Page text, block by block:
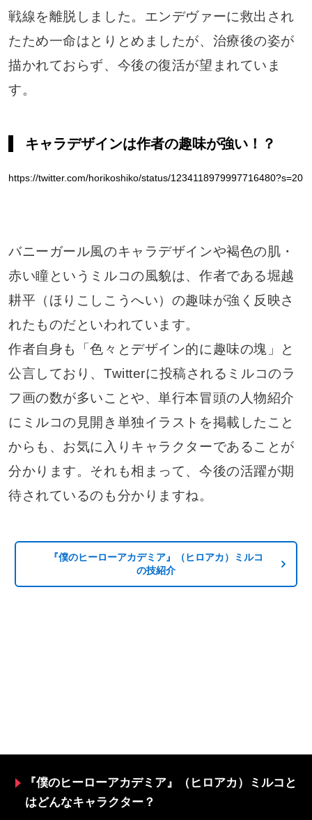
戦線を離脱しました。エンデヴァーに救出され
たため一命はとりとめましたが、治療後の姿が
描かれておらず、今後の復活が望まれていま
す。
キャラデザインは作者の趣味が強い！？
https://twitter.com/horikoshiko/status/1234118979997716480?s=20
バニーガール風のキャラデザインや褐色の肌・
赤い瞳というミルコの風貌は、作者である堀越
耕平（ほりこしこうへい）の趣味が強く反映さ
れたものだといわれています。
作者自身も「色々とデザイン的に趣味の塊」と
公言しており、Twitterに投稿されるミルコのラ
フ画の数が多いことや、単行本冒頭の人物紹介
にミルコの見開き単独イラストを掲載したこと
からも、お気に入りキャラクターであることが
分かります。それも相まって、今後の活躍が期
待されているのも分かりますね。
『僕のヒーローアカデミア』（ヒロアカ）ミルコ
の技紹介
『僕のヒーローアカデミア』（ヒロアカ）ミルコと
はどんなキャラクター？